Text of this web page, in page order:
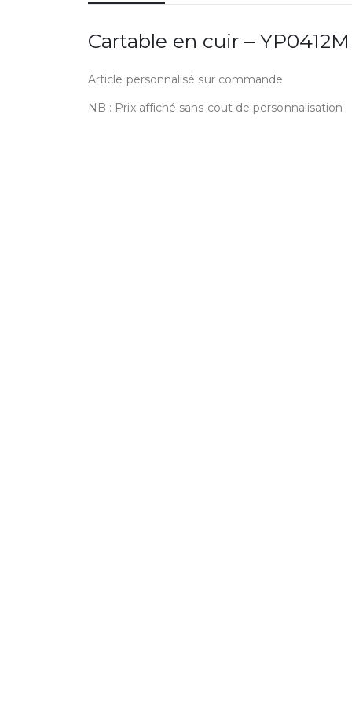
Cartable en cuir –
Article personnalisé sur commande
NB : Prix affiché sans cout de personnalisation